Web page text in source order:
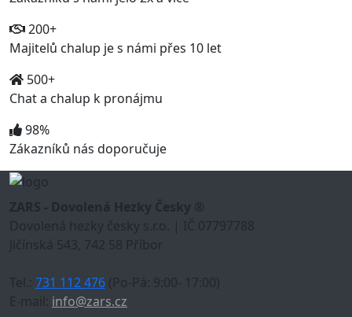
200+
Majitelů chalup je s námi přes 10 let
500+
Chat a chalup k pronájmu
98%
Zákazníků nás doporučuje
ZARS - Dovolená Hezky Česky ®
Dovolená hezky česky s.r.o. | IČ 07797788
Jičínská 543, 742 58 Příbor
Tel.: 731 112 476 (Po-Pá: 9:00- 17:00)
E-mail: info@zars.cz